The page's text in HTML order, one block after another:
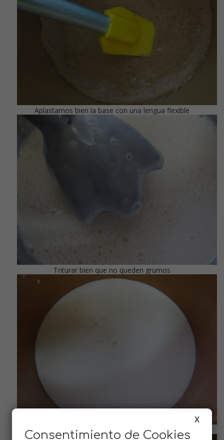
Aplastamos bien la base con una lengua flexible
Triturar bien que no queden grumos
Antes de hornear
X
Consentimiento de Cookies